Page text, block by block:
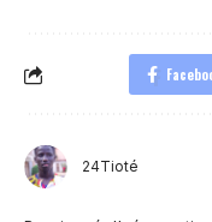
24Tioté